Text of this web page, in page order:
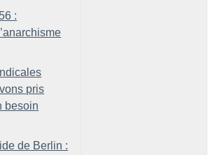
:
pris
besoin
de Berlin :